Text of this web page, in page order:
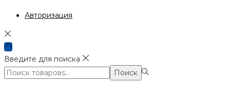
Авторизация
Введите для поиска
Поиск:>
Поиск